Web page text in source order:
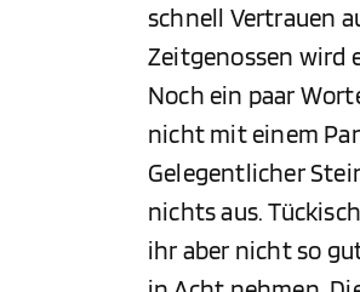
schnell Vertrauen
Zeitgenossen wird
Noch ein paar
nicht mit einem
Gelegentlicher
nichts aus.
ihr aber nicht so